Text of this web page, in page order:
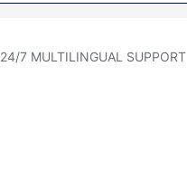
24/7 MULTILINGUAL SUPPORT